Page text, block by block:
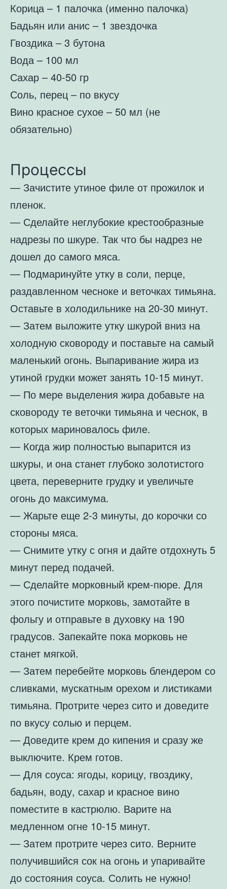
Корица – 1 палочка (именно палочка)
Бадьян или анис – 1 звездочка
Гвоздика – 3 бутона
Вода – 100 мл
Сахар – 40-50 гр
Соль, перец – по вкусу
Вино красное сухое – 50 мл (не
обязательно)
Процессы
— Зачистите утиное филе от прожилок и
пленок.
— Сделайте неглубокие крестообразные
надрезы по шкуре. Так что бы надрез не
дошел до самого мяса.
— Подмаринуйте утку в соли, перце,
раздавленном чесноке и веточках тимьяна.
Оставьте в холодильнике на 20-30 минут.
— Затем выложите утку шкурой вниз на
холодную сковороду и поставьте на самый
маленький огонь. Выпаривание жира из
утиной грудки может занять 10-15 минут.
— По мере выделения жира добавьте на
сковороду те веточки тимьяна и чеснок, в
которых мариновалось филе.
— Когда жир полностью выпарится из
шкуры, и она станет глубоко золотистого
цвета, переверните грудку и увеличьте
огонь до максимума.
— Жарьте еще 2-3 минуты, до корочки со
стороны мяса.
— Снимите утку с огня и дайте отдохнуть 5
минут перед подачей.
— Сделайте морковный крем-пюре. Для
этого почистите морковь, замотайте в
фольгу и отправьте в духовку на 190
градусов. Запекайте пока морковь не
станет мягкой.
— Затем перебейте морковь блендером со
сливками, мускатным орехом и листиками
тимьяна. Протрите через сито и доведите
по вкусу солью и перцем.
— Доведите крем до кипения и сразу же
выключите. Крем готов.
— Для соуса: ягоды, корицу, гвоздику,
бадьян, воду, сахар и красное вино
поместите в кастрюлю. Варите на
медленном огне 10-15 минут.
— Затем протрите через сито. Верните
получившийся сок на огонь и упаривайте
до состояния соуса. Солить не нужно!